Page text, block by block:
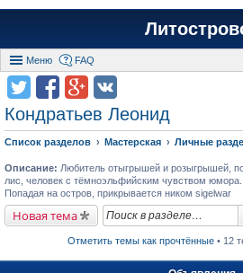
Меню FAQ
Кондратьев Леонид
Список разделов Мастерская Личные
Описание: Любитель отыгрышей и розыгрышей,
лис, человек с тёмноэльфийским чувством
Попадая на остров, прикрывается ником sigelwar
Новая тема
Отметить темы как прочтённые • 12